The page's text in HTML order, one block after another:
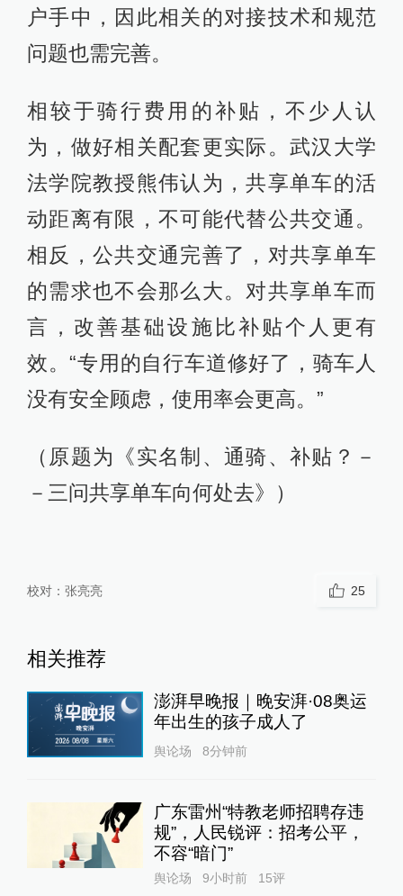
户手中，因此相关的对接技术和规范
问题也需完善。
相较于骑行费用的补贴，不少人认
为，做好相关配套更实际。武汉大学
法学院教授熊伟认为，共享单车的活
动距离有限，不可能代替公共交通。
相反，公共交通完善了，对共享单车
的需求也不会那么大。对共享单车而
言，改善基础设施比补贴个人更有
效。“专用的自行车道修好了，骑车人
没有安全顾虑，使用率会更高。”
（原题为《实名制、通骑、补贴？－
－三问共享单车向何处去》）
校对： 张亮亮 25
相关推荐
澎湃早晚报｜晚安湃·08奥运
年出生的孩子成人了
舆论场 8分钟前
广东雷州“特教老师招聘存违
规”，人民锐评：招考公平，
不容“暗门”
舆论场 9小时前 15评